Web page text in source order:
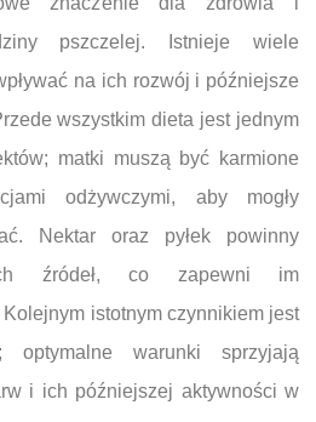
pszczelej. Istnieje wiele
na ich rozwój i późniejsze
wszystkim dieta jest jednym
matki muszą być karmione
odżywczymi, aby mogły
Nektar oraz pyłek powinny
źródeł, co zapewni im
istotnym czynnikiem jest
optymalne warunki sprzyjają
i ich późniejszej aktywności w